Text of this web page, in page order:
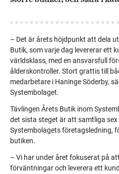
– Det är årets höjdpunkt att dela
Butik, som varje dag levererar ett
världsklass, med en ansvarsfull
ålderskontroller. Stort grattis till
medarbetare i Haninge Söderby,
Systembolaget.
Tävlingen Årets Butik inom
det sista steget är att samtliga
Systembolagets företagsledning,
butiken.
– Vi har under året fokuserat på
förväntningar och leverera ett